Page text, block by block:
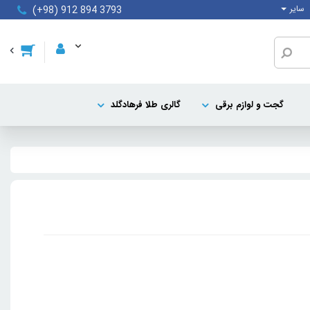
سایر (+98) 912 894 3793
گجت و لوازم برقی گالری طلا فرهادگلد